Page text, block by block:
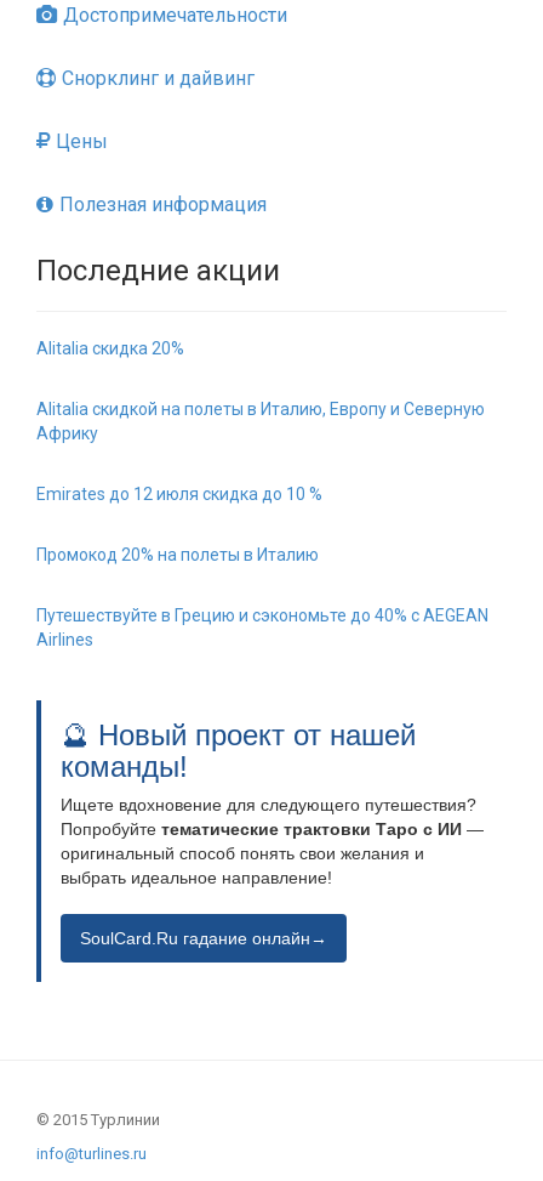
Достопримечательности
Снорклинг и дайвинг
Цены
Полезная информация
Последние акции
Alitalia скидка 20%
Alitalia скидкой на полеты в Италию, Европу и Северную
Африку
Emirates до 12 июля скидка до 10 %
Промокод 20% на полеты в Италию
Путешествуйте в Грецию и сэкономьте до 40% с AEGEAN
Airlines
🔮 Новый проект от нашей
команды!
Ищете вдохновение для следующего путешествия?
Попробуйте тематические трактовки Таро с ИИ —
оригинальный способ понять свои желания и
выбрать идеальное направление!
SoulCard.Ru гадание онлайн→
© 2015 Турлинии
info@turlines.ru